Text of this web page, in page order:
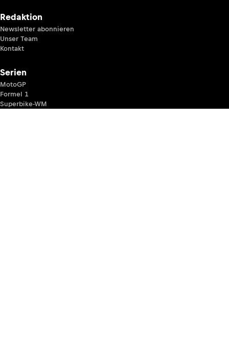
Redaktion
Newsletter abonnieren
Unser Team
Kontakt
Serien
MotoGP
Formel 1
Superbike-WM